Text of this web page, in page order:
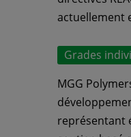
actuellement
Grades
MGG
représentant